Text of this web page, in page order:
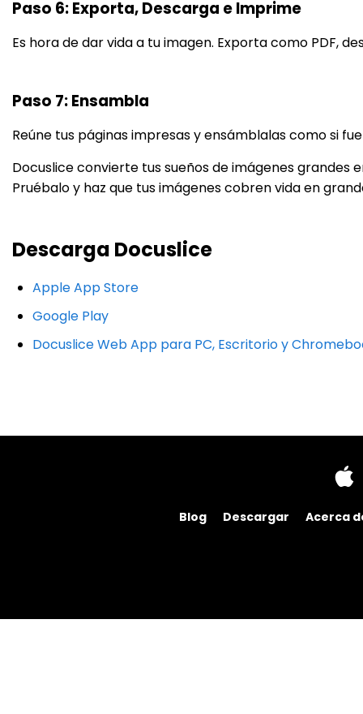
Paso 6: Exporta, Descarga e Imprime
Es hora de dar vida a tu imagen. Exporta como PDF,
Paso 7: Ensambla
Reúne tus páginas impresas y ensámblalas como si
Docuslice convierte tus sueños de imágenes grandes
Pruébalo y haz que tus imágenes cobren vida en
Descarga Docuslice
Apple App Store
Google Play
Docuslice Web App para PC, Escritorio y
Blog Descargar Acerca